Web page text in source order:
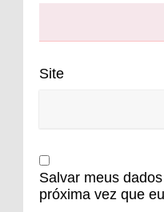
Site
Salvar meus
próxima vez que